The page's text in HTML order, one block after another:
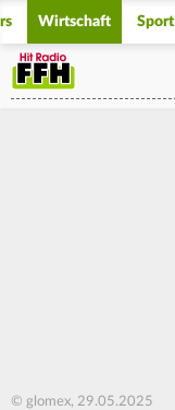
Wirtschaft Sport
© glomex, 29.05.2025